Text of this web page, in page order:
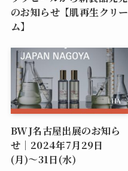
のお知らせ【肌再生クリー
ム】
BWJ名古屋出展のお知ら
せ｜2024年7月29日
(月)〜31日(水)